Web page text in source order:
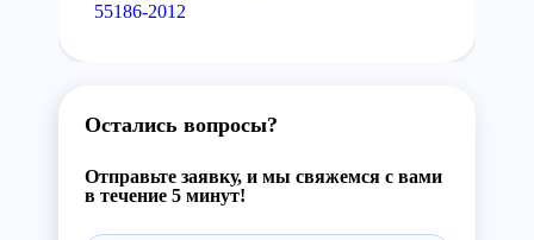
55186-2012
Остались вопросы?
Отправьте заявку, и мы свяжемся с вами
в течение 5 минут!